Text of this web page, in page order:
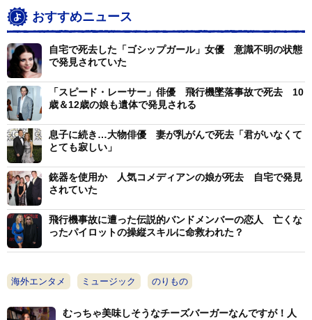
おすすめニュース
自宅で死去した「ゴシップガール」女優 意識不明の状態
で発見されていた
「スピード・レーサー」俳優 飛行機墜落事故で死去 10
歳＆12歳の娘も遺体で発見される
息子に続き…大物俳優 妻が乳がんで死去「君がいなくて
とても寂しい」
銃器を使用か 人気コメディアンの娘が死去 自宅で発見
されていた
飛行機事故に遭った伝説的バンドメンバーの恋人 亡くな
ったパイロットの操縦スキルに命救われた？
海外エンタメ ミュージック のりもの
むっちゃ美味しそうなチーズバーガーなんですが！人